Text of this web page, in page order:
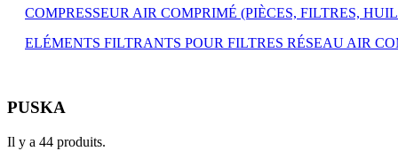
COMPRESSEUR AIR COMPRIMÉ (PIÈCES, FILTRES,
ELÉMENTS FILTRANTS POUR FILTRES RÉSEAU AIR
PUSKA
Il y a 44 produits.